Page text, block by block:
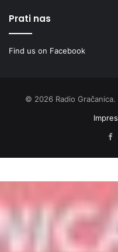
Prati nas
Find us on Facebook
© 2026 Radio